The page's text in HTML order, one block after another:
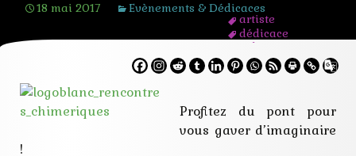
18 mai 2017 Evènements & Dédicaces
artiste
dédicace
egly
essone
evenement
imaginaire
livre
Profitez du pont pour
vous gaver d’imaginaire
!